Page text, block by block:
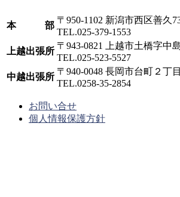
本 部
〒950-1102 新潟市西区善久
TEL.025-379-1553
上越出張所
〒943-0821 上越市土橋字中
TEL.025-523-5527
中越出張所
〒940-0048 長岡市台町２丁
TEL.0258-35-2854
お問い合せ
個人情報保護方針